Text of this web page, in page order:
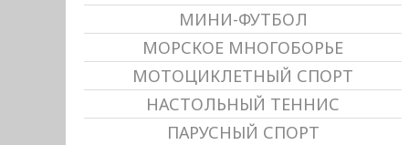
МИНИ-ФУТБОЛ
МОРСКОЕ МНОГОБОРЬЕ
МОТОЦИКЛЕТНЫЙ СПОРТ
НАСТОЛЬНЫЙ ТЕННИС
ПАРУСНЫЙ СПОРТ